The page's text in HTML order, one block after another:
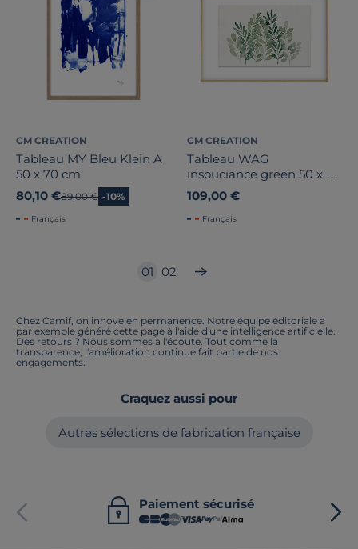
CM CREATION
Tableau MY Bleu Klein A
50 x 70 cm
80,10 €Ancien prix
89,00 € -10%
Français
CM CREATION
Tableau WAG
insouciance green 50 x 70
cm
109,00 €
Français
01 02
Chez Camif, on innove en permanence. Notre équipe éditoriale a
par exemple généré cette page à l'aide d'une intelligence artificielle.
Des retours ? Nous sommes à l'écoute. Tout comme la
transparence, l'amélioration continue fait partie de nos
engagements.
Craquez aussi pour
Autres sélections de fabrication française
Paiement sécurisé